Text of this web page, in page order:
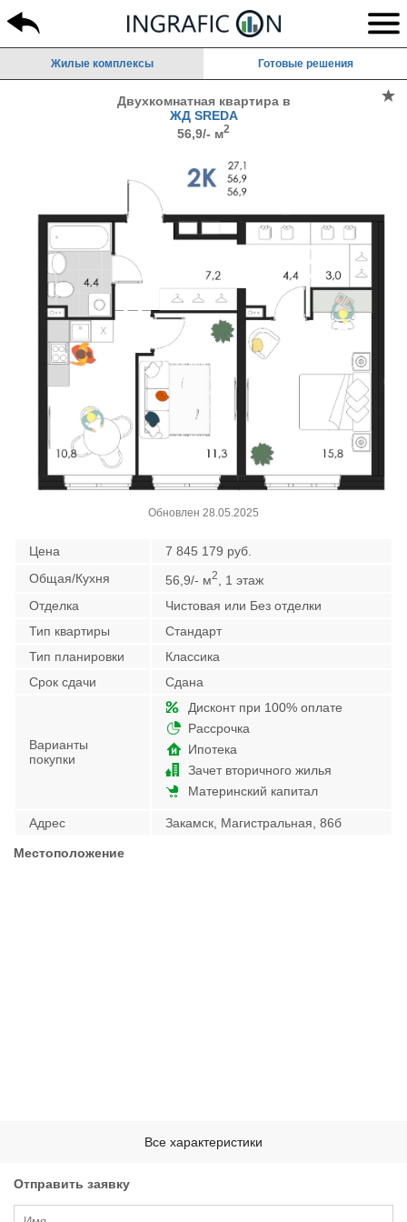
Жилые комплексы Готовые решения
Двухкомнатная квартира в
ЖД SREDA
56,9/- м2
Обновлен 28.05.2025
Цена
7 845 179 руб.
Общая/Кухня
56,9/- м2
, 1 этаж
Отделка
Чистовая или Без отделки
Тип квартиры
Стандарт
Тип планировки
Классика
Срок сдачи
Сдана
Варианты
покупки
Дисконт при 100% оплате
Рассрочка
Ипотека
Зачет вторичного жилья
Материнский капитал
Адрес Закамск, Магистральная, 86б
Местоположение
Чистовая
подоконником
Все характеристики
Отправить заявку